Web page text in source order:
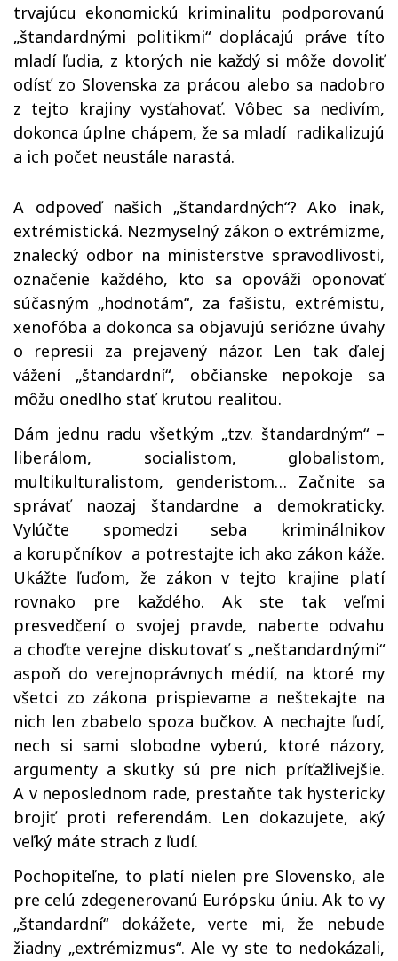
trvajúcu ekonomickú kriminalitu podporovanú
„štandardnými politikmi“ doplácajú práve títo
mladí ľudia, z ktorých nie každý si môže dovoliť
odísť zo Slovenska za prácou alebo sa nadobro
z tejto krajiny vysťahovať. Vôbec sa nedivím,
dokonca úplne chápem, že sa mladí radikalizujú
a ich počet neustále narastá.
A odpoveď našich „štandardných“? Ako inak,
extrémistická. Nezmyselný zákon o extrémizme,
znalecký odbor na ministerstve spravodlivosti,
označenie každého, kto sa opováži oponovať
súčasným „hodnotám“, za fašistu, extrémistu,
xenofóba a dokonca sa objavujú seriózne úvahy
o represii za prejavený názor. Len tak ďalej
vážení „štandardní“, občianske nepokoje sa
môžu onedlho stať krutou realitou.
Dám jednu radu všetkým „tzv. štandardným“ –
liberálom, socialistom, globalistom,
multikulturalistom, genderistom… Začnite sa
správať naozaj štandardne a demokraticky.
Vylúčte spomedzi seba kriminálnikov
a korupčníkov a potrestajte ich ako zákon káže.
Ukážte ľuďom, že zákon v tejto krajine platí
rovnako pre každého. Ak ste tak veľmi
presvedčení o svojej pravde, naberte odvahu
a choďte verejne diskutovať s „neštandardnými“
aspoň do verejnoprávnych médií, na ktoré my
všetci zo zákona prispievame a neštekajte na
nich len zbabelo spoza bučkov. A nechajte ľudí,
nech si sami slobodne vyberú, ktoré názory,
argumenty a skutky sú pre nich príťažlivejšie.
A v neposlednom rade, prestaňte tak hystericky
brojiť proti referendám. Len dokazujete, aký
veľký máte strach z ľudí.
Pochopiteľne, to platí nielen pre Slovensko, ale
pre celú zdegenerovanú Európsku úniu. Ak to vy
„štandardní“ dokážete, verte mi, že nebude
žiadny „extrémizmus“. Ale vy ste to nedokázali,